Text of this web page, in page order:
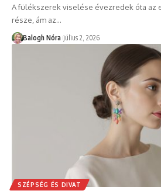
A fülékszerek viselése évezredek óta az
része, ám az…
Balogh Nóra július 2, 2026
SZÉPSÉG ÉS DIVAT